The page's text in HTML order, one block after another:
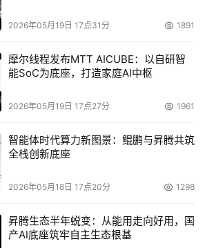
2026年05月19日 17点31分 1891
摩尔线程发布MTT AICUBE：以自研智
能SoC为底座，打造家庭AI中枢
2026年05月19日 17点27分 1961
智能体时代算力新图景：鲲鹏与昇腾共筑
全栈创新底座
2026年05月18日 17点20分 1298
昇腾生态半年蜕变：从能用走向好用，国
产AI底座筑牢自主生态根基